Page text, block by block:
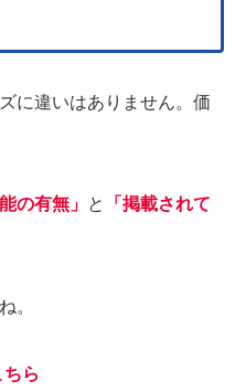
に違いはありません。価
の有無」 と
「掲載されて
。
ら